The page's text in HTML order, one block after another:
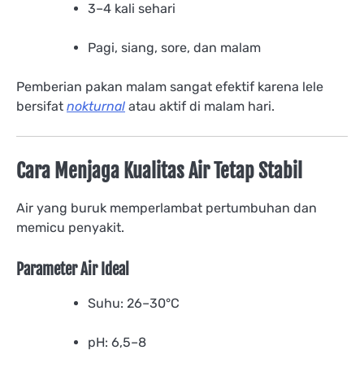
3–4 kali sehari
Pagi, siang, sore, dan malam
Pemberian pakan malam sangat efektif karena lele
bersifat nokturnal atau aktif di malam hari.
Cara Menjaga Kualitas Air Tetap Stabil
Air yang buruk memperlambat pertumbuhan dan
memicu penyakit.
Parameter Air Ideal
Suhu: 26–30°C
pH: 6,5–8